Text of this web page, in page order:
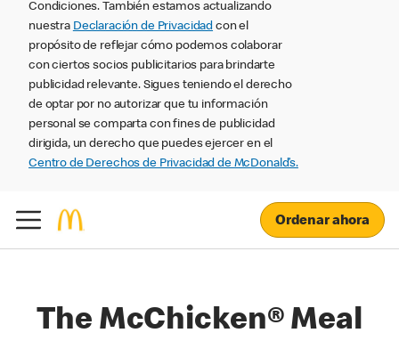
Condiciones. También estamos actualizando
nuestra Declaración de Privacidad con el
propósito de reflejar cómo podemos colaborar
con ciertos socios publicitarios para brindarte
publicidad relevante. Sigues teniendo el derecho
de optar por no autorizar que tu información
personal se comparta con fines de publicidad
dirigida, un derecho que puedes ejercer en el
Centro de Derechos de Privacidad de McDonald’s.
Ordenar ahora
The McChicken® Meal